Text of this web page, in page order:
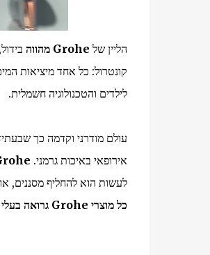
הליין של Grohe מהווה
קונטרול: כל אחד מיציאות
לילדים והטכנולוגיה חשמלית.
עולם מודרני וקדמה כך
אירופאי באיכות גרמני.
לעשות הוא להחליף מסננים, או
כל מוצרי Grohe גרואה בעלי אחריות 7 שנים מלאות